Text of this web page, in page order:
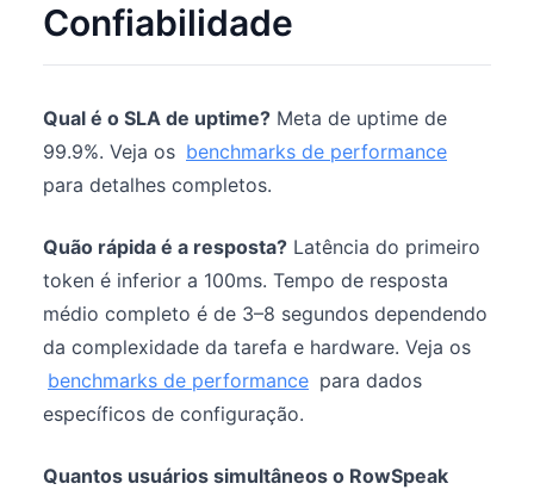
Confiabilidade
Qual é o SLA de uptime? Meta de uptime de
99.9%. Veja os benchmarks de performance
para detalhes completos.
Quão rápida é a resposta? Latência do primeiro
token é inferior a 100ms. Tempo de resposta
médio completo é de 3–8 segundos dependendo
da complexidade da tarefa e hardware. Veja os
benchmarks de performance para dados
específicos de configuração.
Quantos usuários simultâneos o RowSpeak